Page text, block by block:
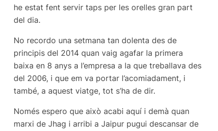
he estat fent servir taps per les orelles gran part
del dia.
No recordo una setmana tan dolenta des de
principis del 2014 quan vaig agafar la primera
baixa en 8 anys a l’empresa a la que treballava des
del 2006, i que em va portar l’acomiadament, i
també, a aquest viatge, tot s’ha de dir.
Només espero que això acabi aquí i demà quan
marxi de Jhag i arribi a Jaipur pugui descansar de